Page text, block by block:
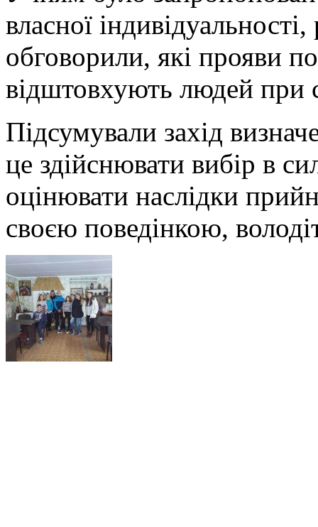
власної
обговорили, які прояви
відштовхують людей при
Підсумували захід
це здійснювати вибір в
оцінювати наслідки
своєю поведінкою,